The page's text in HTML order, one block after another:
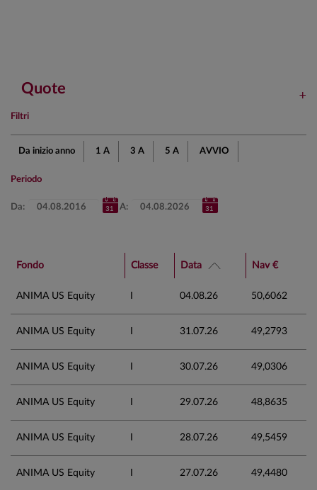
Quote
Filtri
Da inizio anno 1 A 3 A 5 A AVVIO
Periodo
Da: A:
Fondo Classe Data Nav €
ANIMA US Equity 04.08.26 50,6062
ANIMA US Equity 31.07.26 49,2793
ANIMA US Equity 30.07.26 49,0306
ANIMA US Equity 29.07.26 48,8635
ANIMA US Equity 28.07.26 49,5459
ANIMA US Equity 27.07.26 49,4480